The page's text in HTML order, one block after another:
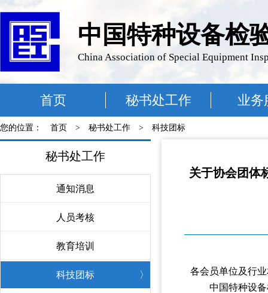
中国特种设备检
China Association of Special Equipment
首页 秘书处工作 业务
您的位置： 首页 > 秘书处工作 > 科技团标
秘书处工作
通知消息
人员考核
教育培训
科技团标 〉
关于协会团体
各会员单位及行
中国特种设